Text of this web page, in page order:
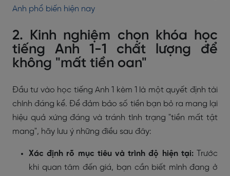
Anh phổ biến hiện nay
2. Kinh nghiệm chọn khóa học
tiếng Anh 1-1 chất lượng để
không "mất tiền oan"
Đầu tư vào học tiếng Anh 1 kèm 1 là một quyết định tài
chính đáng kể. Để đảm bảo số tiền bạn bỏ ra mang lại
hiệu quả xứng đáng và tránh tình trạng "tiền mất tật
mang", hãy lưu ý những điều sau đây:
Xác định rõ mục tiêu và trình độ hiện tại:Trước
khi quan tâm đến giá, bạn cần biết mình đang ở